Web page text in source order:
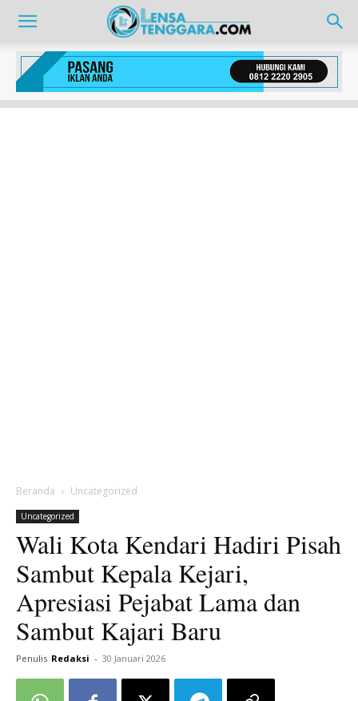
Beranda Uncategorized
Uncategorized
Wali Kota Kendari Hadiri Pisah
Sambut Kepala Kejari,
Apresiasi Pejabat Lama dan
Sambut Kajari Baru
Penulis Redaksi - 30 Januari 2026